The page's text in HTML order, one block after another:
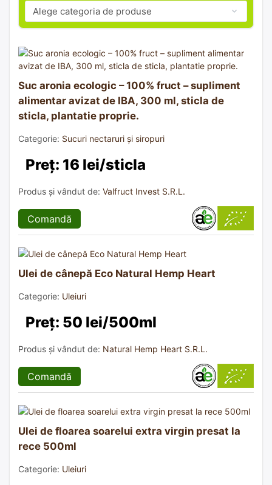
Suc aronia ecologic – 100% fruct – supliment
alimentar avizat de IBA, 300 ml, sticla de
sticla, plantatie proprie.
Categorie: Sucuri nectaruri și siropuri
Preț: 16 lei/sticla
Produs și vândut de: Valfruct Invest S.R.L.
Comandă
Ulei de cânepă Eco Natural Hemp Heart
Categorie: Uleiuri
Preț: 50 lei/500ml
Produs și vândut de: Natural Hemp Heart S.R.L.
Comandă
Ulei de floarea soarelui extra virgin presat la
rece 500ml
Categorie: Uleiuri